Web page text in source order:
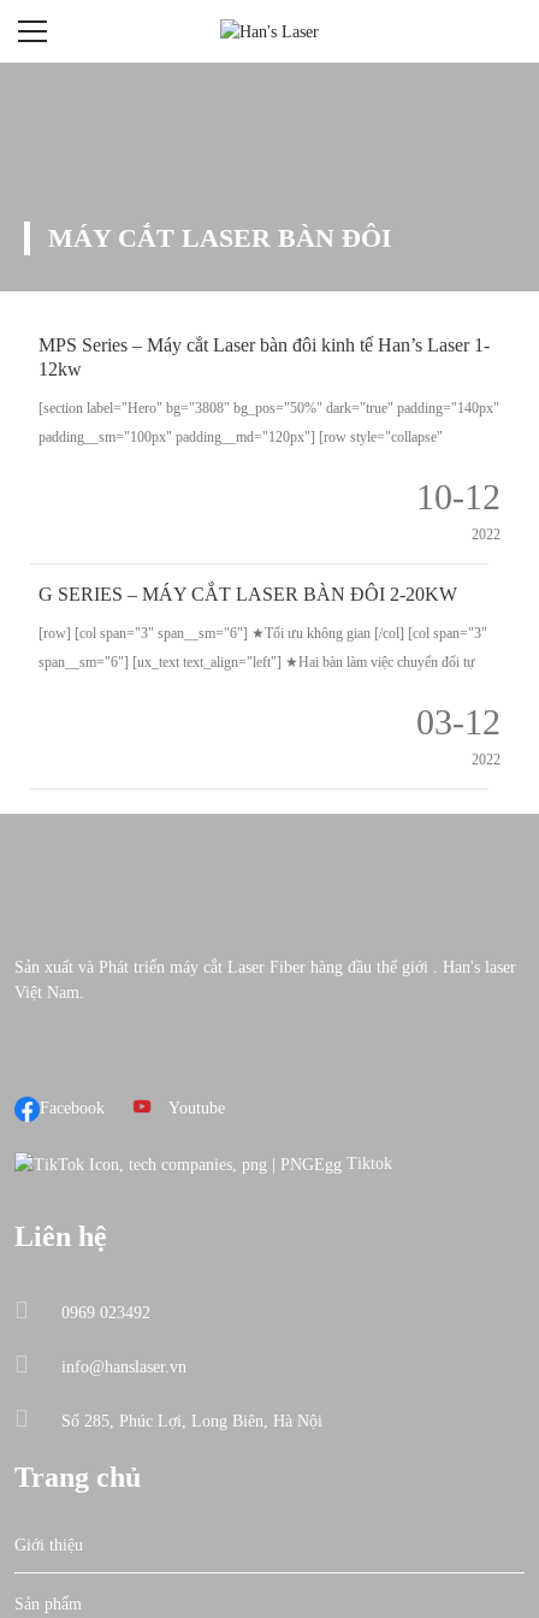
MÁY CẮT LASER BÀN ĐÔI
MPS Series – Máy cắt Laser bàn đôi kinh tế Han’s Laser 1-
12kw
[section label="Hero" bg="3808" bg_pos="50%" dark="true" padding="140px"
padding__sm="100px" padding__md="120px"] [row style="collapse"
MPS- 3015C Máy cắt Laser bàn đôi hiệu suất - kinh tế [/col] [/row]...10-12
2022
G SERIES – MÁY CẮT LASER BÀN ĐÔI 2-20KW
[row] [col span="3" span__sm="6"] ★Tối ưu không gian [/col] [col span="3"
span__sm="6"] [ux_text text_align="left"] ★Hai bàn làm việc chuyển đổi tự
03-12
2022
Sản xuất và Phát triển máy cắt Laser Fiber hàng đầu thế giới . Han's laser
Việt Nam.
Facebook Youtube
Tiktok
Liên hệ
0969 023492
info@hanslaser.vn
Số 285, Phúc Lợi, Long Biên, Hà Nội
Trang chủ
Giới thiệu
Sản phẩm